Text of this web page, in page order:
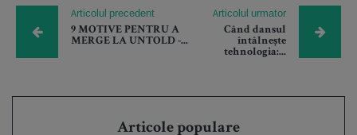
Articolul precedent
9 MOTIVE PENTRU A
MERGE LA UNTOLD -...
Articolul urmator
Când dansul
întâlnește
tehnologia:...
Articole populare